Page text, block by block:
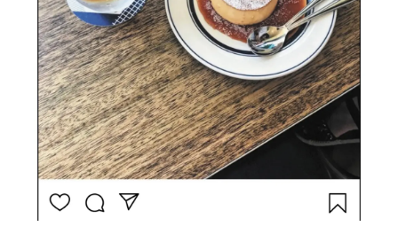
Follow us
ST member
新規会員登録・ログイン